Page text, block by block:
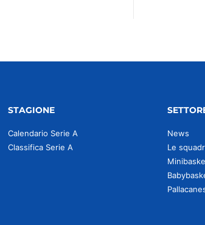
STAGIONE
Calendario Serie A
Classifica Serie A
News
Le